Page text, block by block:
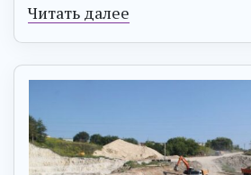
Читать далее